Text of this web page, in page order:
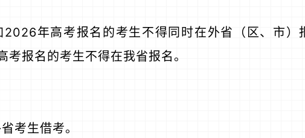
2026年高考报名的考生不得同时在外省（区、市）
考报名的考生不得在我省报名。
考生借考。